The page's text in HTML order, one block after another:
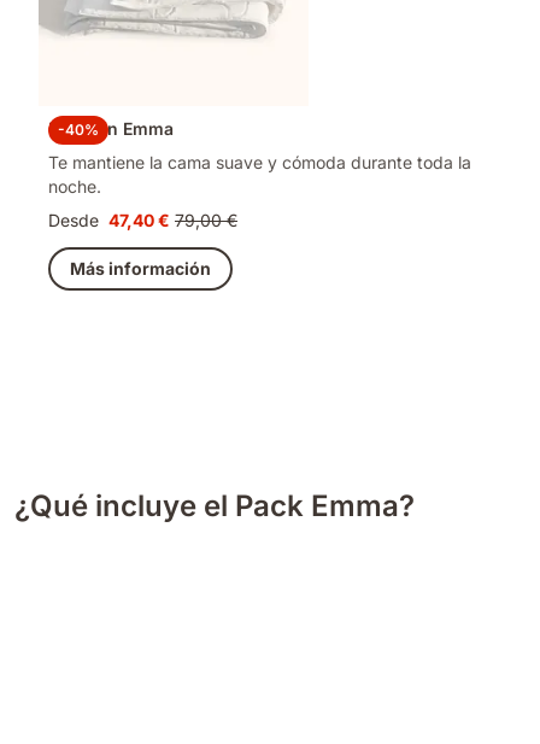
-40%
Edredón Emma
Te mantiene la cama suave y cómoda durante toda la
noche.
Desde Precio
47,40 €
47,40 € Precio
original
79,00 €
79,00 €
Más información
¿Qué incluye el Pack Emma?